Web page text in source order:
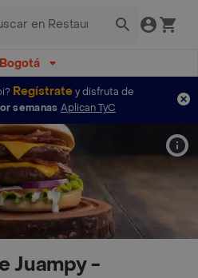
Bogotá
Regístratey disfruta de
semanas Aplican TyC
Juampy -